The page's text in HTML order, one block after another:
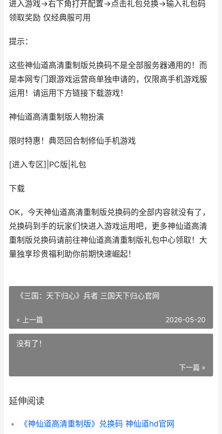
进入游戏->右下角打开配置->点击礼包兑换->输入礼包码
领取奖励 仅经典服可用
提示：
这些神仙道高清重制版兑换码不是全部服务器通用的！而
是本网专门跟游戏运营商单独申请的，仅限高手机游戏服
运用！请运用下方链接下载游戏！
神仙道高清重制版人物扮演
限时特惠！典范回合制修仙手机游戏
[进入专区] PC版 礼包
下载
OK，今天神仙道高清重制版兑换码的全部内容就没有了，
兑换码到手的玩家们快进入游戏运用吧，更多神仙道高清
重制版兑换码请前往神仙道高清重制版礼包中心领取！大
量独享珍贵福利助你前期快速崛起！
《三国：天下归心》兵者 三国天下归心官网
« 上一篇 2026-05-20
没有了！
下一篇 »
延伸阅读
《神仙道高清重制版》兑换码 神仙道hd官网